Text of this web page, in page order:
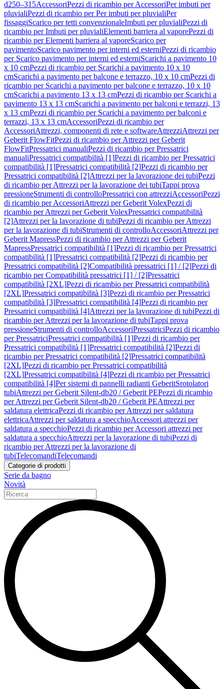
d250–315AccessoriPezzi di ricambio per AccessoriPer imbuti per
pluvialiPezzi di ricambio per Per imbuti per pluvialiPer
fissaggiScarico per tetti convenzionaleImbuti per pluvialiPezzi di
ricambio per Imbuti per pluvialiElementi barriera al vaporePezzi di
ricambio per Elementi barriera al vaporeScarico per
pavimentoScarico pavimento per interni ed esterniPezzi di ricambio
per Scarico pavimento per interni ed esterniScarichi a pavimento 10
x 10 cmPezzi di ricambio per Scarichi a pavimento 10 x 10
cmScarichi a pavimento per balcone e terrazzo, 10 x 10 cmPezzi di
ricambio per Scarichi a pavimento per balcone e terrazzo, 10 x 10
cmScarichi a pavimento 13 x 13 cmPezzi di ricambio per Scarichi a
pavimento 13 x 13 cmScarichi a pavimento per balconi e terrazzi, 13
x 13 cmPezzi di ricambio per Scarichi a pavimento per balconi e
terrazzi, 13 x 13 cmAccessoriPezzi di ricambio per
AccessoriAttrezzi, componenti di rete e softwareAttrezziAttrezzi per
Geberit FlowFitPezzi di ricambio per Attrezzi per Geberit
FlowFitPressatrici manualiPezzi di ricambio per Pressatrici
manualiPressatrici compatibilità [1]Pezzi di ricambio per Pressatrici
compatibilità [1]Pressatrici compatibilità [2]Pezzi di ricambio per
Pressatrici compatibilità [2]Attrezzi per la lavorazione dei tubiPezzi
di ricambio per Attrezzi per la lavorazione dei tubiTappi prova
pressioneStrumenti di controlloPressatrici con attrezziAccessoriPezzi
di ricambio per AccessoriAttrezzi per Geberit VolexPezzi di
ricambio per Attrezzi per Geberit VolexPressatrici compatibilità
[2]Attrezzi per la lavorazione di tubiPezzi di ricambio per Attrezzi
per la lavorazione di tubiStrumenti di controlloAccessoriAttrezzi per
Geberit MapressPezzi di ricambio per Attrezzi per Geberit
MapressPressatrici compatibilità [1]Pezzi di ricambio per Pressatrici
compatibilità [1]Pressatrici compatibilità [2]Pezzi di ricambio per
Pressatrici compatibilità [2]Compatibilità pressatrici [1] / [2]Pezzi di
ricambio per Compatibilità pressatrici [1] / [2]Pressatrici
compatibilità [2XL]Pezzi di ricambio per Pressatrici compatibilità
[2XL]Pressatrici compatibilità [3]Pezzi di ricambio per Pressatrici
compatibilità [3]Pressatrici compatibilità [4]Pezzi di ricambio per
Pressatrici compatibilità [4]Attrezzi per la lavorazione di tubiPezzi di
ricambio per Attrezzi per la lavorazione di tubiTappi prova
pressioneStrumenti di controlloAccessoriPressatriciPezzi di ricambio
per PressatriciPressatrici compatibilità [1]Pezzi di ricambio per
Pressatrici compatibilità [1]Pressatrici compatibilità [2]Pezzi di
ricambio per Pressatrici compatibilità [2]Pressatrici compatibilità
[2XL]Pezzi di ricambio per Pressatrici compatibilità
[2XL]Pressatrici compatibilità [4]Pezzi di ricambio per Pressatrici
compatibilità [4]Per sistemi di pannelli radianti GeberitSrotolatori
tubiAttrezzi per Geberit Silent-db20 / Geberit PEPezzi di ricambio
per Attrezzi per Geberit Silent-db20 / Geberit PEAttrezzi per
saldatura elettricaPezzi di ricambio per Attrezzi per saldatura
elettricaAttrezzi per saldatura a specchioAccessori attrezzi per
saldatura a specchioPezzi di ricambio per Accessori attrezzi per
saldatura a specchioAttrezzi per la lavorazione di tubiPezzi di
ricambio per Attrezzi per la lavorazione di
tubiTelecomandiTelecomandi
Categorie di prodotti
Serie da bagno
Novità